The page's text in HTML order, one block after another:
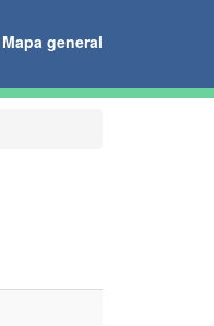
Mapa general